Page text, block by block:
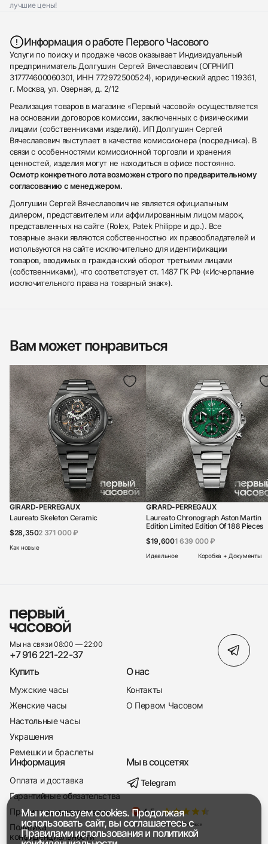
+7 916 221-22-37
Мы насвязи 08:00 — 19:00
лучшие цены!
Информация о работе Первого Часового
Услуги по поиску и продаже часов оказывает Индивидуальный
предприниматель Долгушин Сергей Вячеславович (ОГРНИП
317774600060301, ИНН 772972500524), юридический адрес 119361,
г. Москва, ул. Озерная, д. 2/12
Реализация товаров в магазине «Первый часовой» осуществляется
на основании договоров комиссии, заключенных с физическими
лицами (собственниками изделий). ИП Долгушин Сергей
Вячеславович выступает в качестве комиссионера (посредника). В
связи с особенностями комиссионной торговли и хранения
ценностей, изделия могут не находиться в офисе постоянно.
Осмотр конкретного лота возможен строго по предварительному
согласованию с менеджером.
Долгушин Сергей Вячеславович не является официальным
дилером, представителем или аффилированным лицом марок,
представленных на сайте (Rolex, Patek Philippe и др.). Все
товарные знаки являются собственностью их правообладателей и
используются на сайте исключительно для идентификации
товаров, вводимых в гражданский оборот третьими лицами
(собственниками), что соответствует ст. 1487 ГК РФ («Исчерпание
исключительного права на товарный знак»).
Вам может понравиться
GIRARD-PERREGAUX
Laureato Skeleton Ceramic
$28,3502 371 000 ₽
Как новые
GIRARD-PERREGAUX
Laureato Chronograph Aston Martin
Edition Limited Edition Of 188 Pieces
$19,6001 639 000 ₽
Идеальное Коробка + Документы
Мы на связи 08:00 — 22:00
+7 916 221-22-37
Купить
Мужские часы
Женские часы
Настольные часы
Украшения
Ремешки и браслеты
О нас
Контакты
О Первом Часовом
Информация
Оплата и доставка
Гарантийные обязательства
Правила возврата товара
Политика
конфиденциальности
Мы в соцсетях
Telegram
Мы используем cookies. Продолжая
использовать сайт, вы соглашаетесь с
Правилами использованияи политикой